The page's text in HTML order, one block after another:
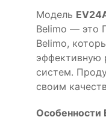
Модель
Belimo — это
Belimo,
эффективную
систем.
своим
Особенности